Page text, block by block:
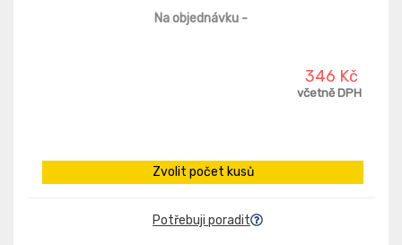
Na objednávku -
346 Kč
včetně DPH
Zvolit počet kusů
Potřebuji poradit